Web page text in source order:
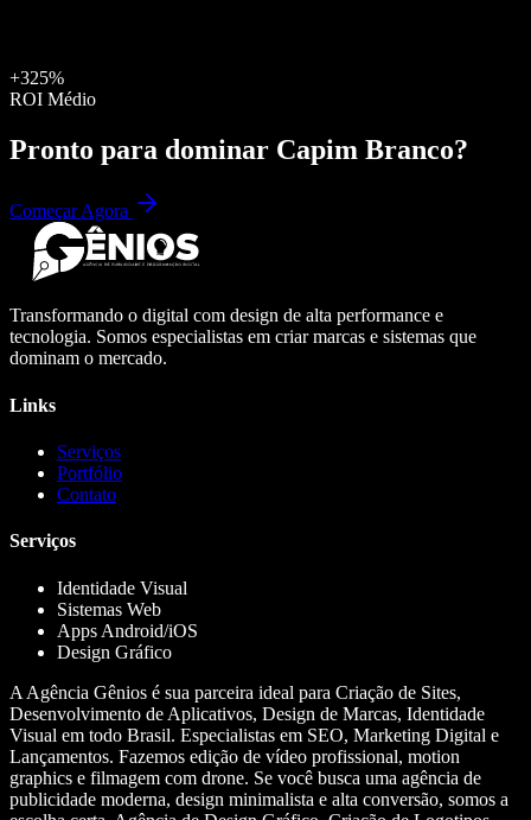
+325%
ROI Médio
Pronto para dominar Capim Branco?
Começar Agora
Transformando o digital com design de alta performance e
tecnologia. Somos especialistas em criar marcas e sistemas que
dominam o mercado.
Links
Serviços
Portfólio
Contato
Serviços
Identidade Visual
Sistemas Web
Apps Android/iOS
Design Gráfico
A Agência Gênios é sua parceira ideal para Criação de Sites,
Desenvolvimento de Aplicativos, Design de Marcas, Identidade
Visual em todo Brasil. Especialistas em SEO, Marketing Digital e
Lançamentos. Fazemos edição de vídeo profissional, motion
graphics e filmagem com drone. Se você busca uma agência de
publicidade moderna, design minimalista e alta conversão, somos a